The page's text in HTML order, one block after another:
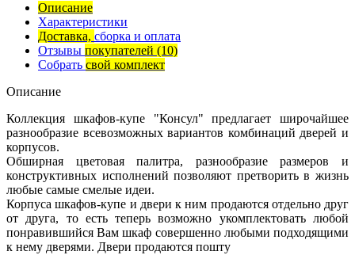
Описание
Характеристики
Доставка, сборка и оплата
Отзывы покупателей (10)
Собрать свой комплект
Описание
Коллекция шкафов-купе "Консул" предлагает широчайшее
разнообразие всевозможных вариантов комбинаций дверей и
корпусов.
Обширная цветовая палитра, разнообразие размеров и
конструктивных исполнений позволяют претворить в жизнь
любые самые смелые идеи.
Корпуса шкафов-купе и двери к ним продаются отдельно друг
от друга, то есть теперь возможно укомплектовать любой
понравившийся Вам шкаф совершенно любыми подходящими
к нему дверями. Двери продаются пошту